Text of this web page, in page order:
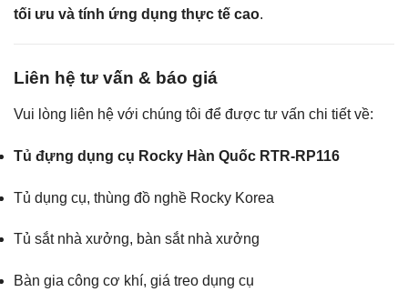
tối ưu và tính ứng dụng thực tế cao.
Liên hệ tư vấn & báo giá
Vui lòng liên hệ với chúng tôi để được tư vấn chi tiết về:
Tủ đựng dụng cụ Rocky Hàn Quốc RTR-RP116
Tủ dụng cụ, thùng đồ nghề Rocky Korea
Tủ sắt nhà xưởng, bàn sắt nhà xưởng
Bàn gia công cơ khí, giá treo dụng cụ